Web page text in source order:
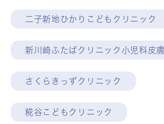
二子新地ひかりこどもクリニック
新川崎ふたばクリニック小児科皮
さくらきっずクリニック
糀谷こどもクリニック